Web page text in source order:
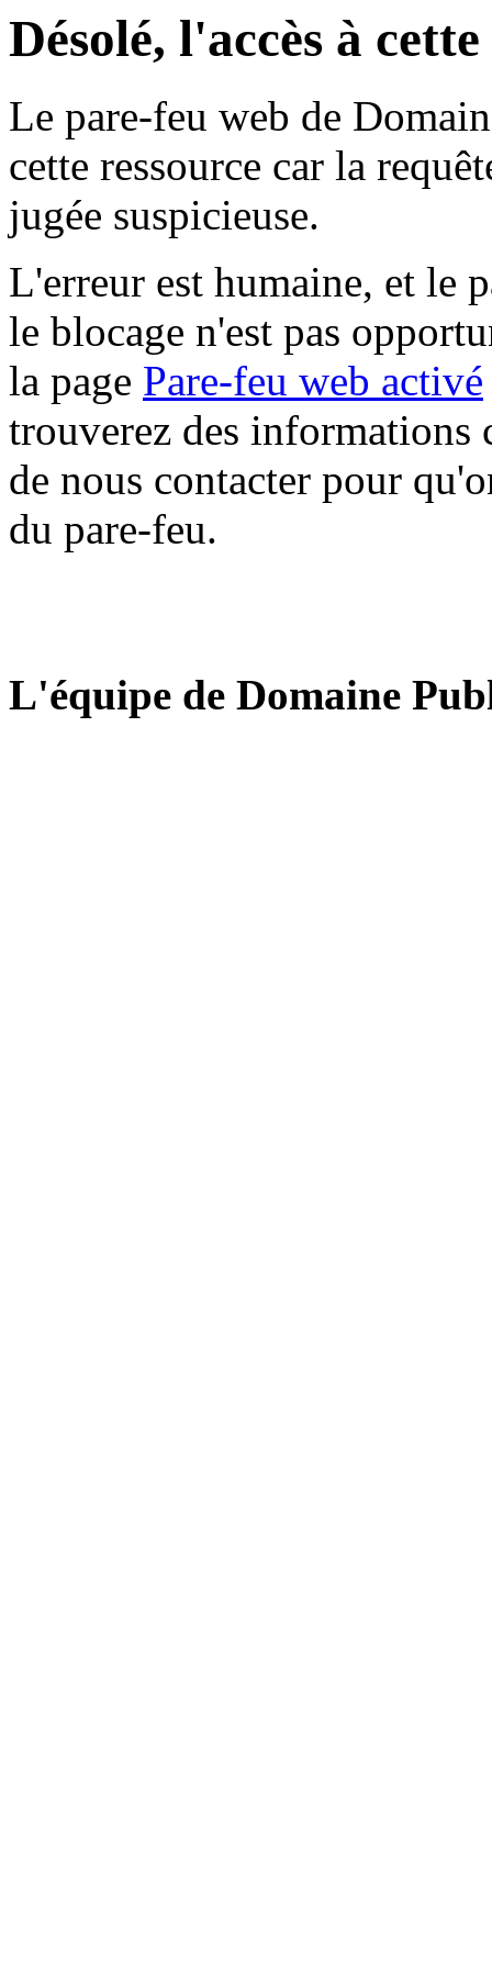
Désolé, l'accès à
Le pare-feu web de
cette ressource car la
jugée suspicieuse.
L'erreur est humaine, et le
le blocage n'est pas
la page Pare-feu web activé
trouverez des informations
de nous contacter pour
du pare-feu.
L'équipe de Domaine